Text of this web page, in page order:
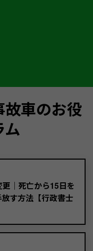
車のお役
ム
｜死亡から15日を
す方法【行政書士